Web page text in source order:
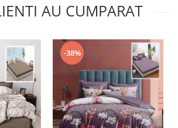
AU CUMPARAT
-38%